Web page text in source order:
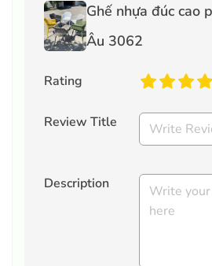
Ghế nhựa đúc cao
Âu 3062
Rating
Review Title
Description